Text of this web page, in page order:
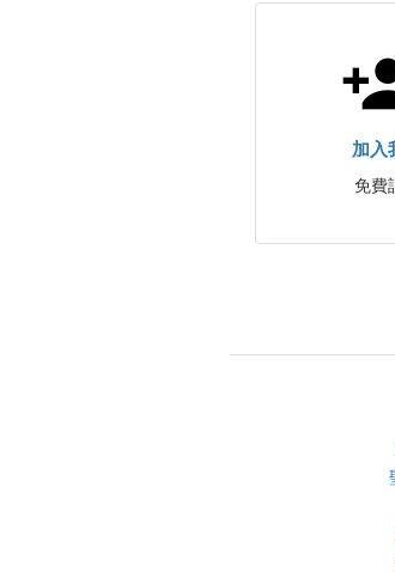
加入
免費